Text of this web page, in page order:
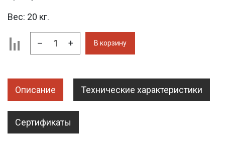
Вес: 20 кг.
– + В корзину
Описание Технические характеристики
Сертификаты